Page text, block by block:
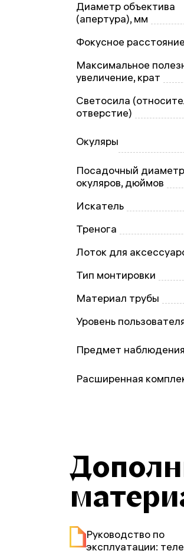
Диаметр объектива
(апертура), мм
Фокусное
Максимальное
увеличение, крат
Светосила
отверстие)
Окуляры
Посадочный диаметр
окуляров, дюймов
Искатель
Тренога
Лоток для
Тип монтировки
Материал трубы
Уровень
Предмет наблюдения
Расширенная
Руководство по
эксплуатации: